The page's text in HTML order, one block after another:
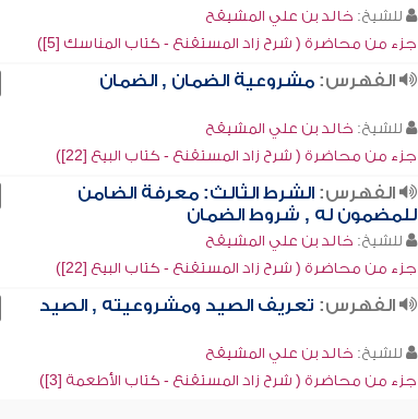
للشيخ: خالد بن علي المشيقح
جزء من محاضرة ( شرح زاد المستقنع - كتاب المناسك [5])
الفهرس: مشروعية الضمان , الضمان
للشيخ: خالد بن علي المشيقح
جزء من محاضرة ( شرح زاد المستقنع - كتاب البيع [22])
الفهرس: الشرط الثالث: معرفة الضامن
للمضمون له , شروط الضمان
للشيخ: خالد بن علي المشيقح
جزء من محاضرة ( شرح زاد المستقنع - كتاب البيع [22])
الفهرس: تعريف الصيد ومشروعيته , الصيد
للشيخ: خالد بن علي المشيقح
جزء من محاضرة ( شرح زاد المستقنع - كتاب الأطعمة [3])